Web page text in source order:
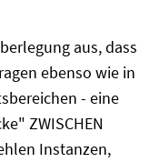
aus, dass
ebenso wie in
- eine
ZWISCHEN
Instanzen,